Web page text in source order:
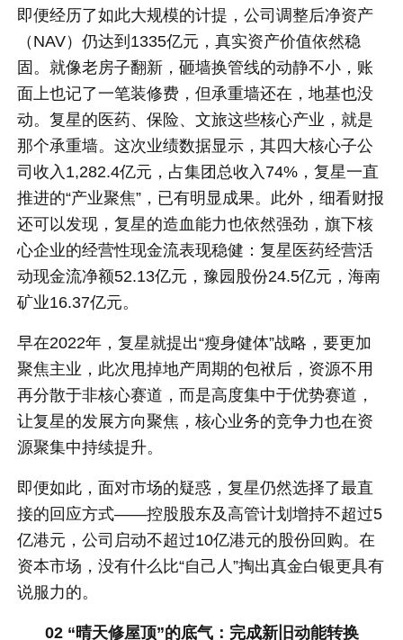
即便经历了如此大规模的计提，公司调整后净资产
（NAV）仍达到1335亿元，真实资产价值依然稳
固。就像老房子翻新，砸墙换管线的动静不小，账
面上也记了一笔装修费，但承重墙还在，地基也没
动。复星的医药、保险、文旅这些核心产业，就是
那个承重墙。这次业绩数据显示，其四大核心子公
司收入1,282.4亿元，占集团总收入74%，复星一直
推进的“产业聚焦”，已有明显成果。此外，细看财报
还可以发现，复星的造血能力也依然强劲，旗下核
心企业的经营性现金流表现稳健：复星医药经营活
动现金流净额52.13亿元，豫园股份24.5亿元，海南
矿业16.37亿元。
早在2022年，复星就提出“瘦身健体”战略，要更加
聚焦主业，此次甩掉地产周期的包袱后，资源不用
再分散于非核心赛道，而是高度集中于优势赛道，
让复星的发展方向聚焦，核心业务的竞争力也在资
源聚集中持续提升。
即便如此，面对市场的疑惑，复星仍然选择了最直
接的回应方式——控股股东及高管计划增持不超过5
亿港元，公司启动不超过10亿港元的股份回购。在
资本市场，没有什么比“自己人”掏出真金白银更具有
说服力的。
02 “晴天修屋顶”的底气： 完成新旧动能转换